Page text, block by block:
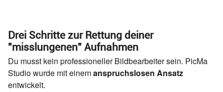
Drei Schritte zur Rettung deiner
"misslungenen" Aufnahmen
Du musst kein professioneller Bildbearbeiter sein. PicMa
Studio wurde mit einemanspruchslosen Ansatz
entwickelt.